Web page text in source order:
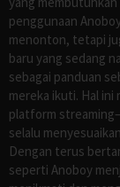
penggunaan
menonton, tetapi
baru yang sedang
sebagai panduan
mereka ikuti. Hal ini
platform
selalu
Dengan terus
seperti Anoboy